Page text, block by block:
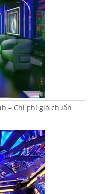
– Chi phí giá chuẩn